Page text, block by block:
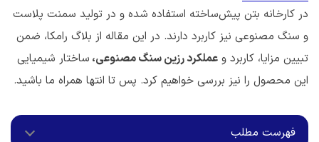
در کارخانه بتن پیش‌ساخته استفاده شده و در تولید سمنت پلاست
و سنگ مصنوعی نیز کاربرد دارند. در این مقاله از بلاگ رامکا، ضمن
تبیین مزایا، کاربرد و عملکرد رزین سنگ مصنوعی، ساختار شیمیایی
این محصول را نیز بررسی خواهیم کرد. پس تا انتها همراه ما باشید.
فهرست مطلب